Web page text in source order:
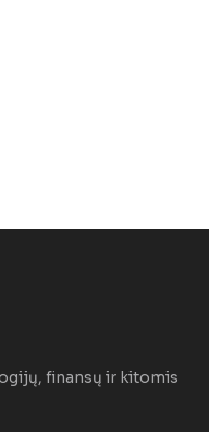
finansų ir kitomis